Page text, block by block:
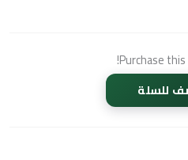
Purchase
للسلة